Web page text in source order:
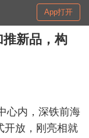
App打开
新品，构
心内，深铁前海
开放，刚亮相就